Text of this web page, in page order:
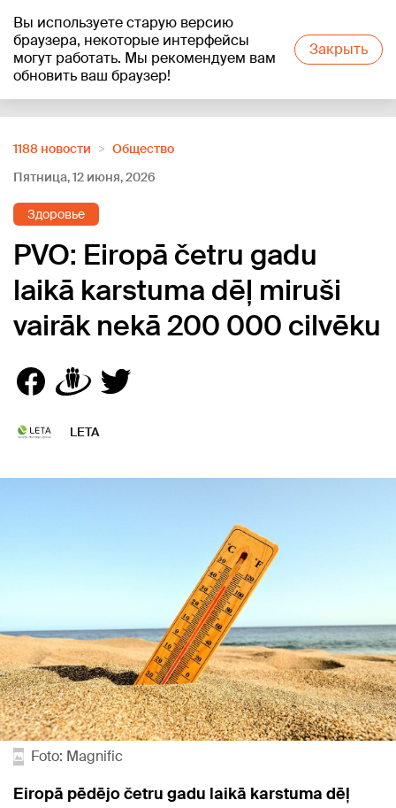
Вы используете старую версию
браузера, некоторые интерфейсы
могут работать. Мы рекомендуем вам
обновить ваш браузер!
Закрыть
+17°C
1188 новости
Oбщество
Пятница, 12 июня, 2026
Здоровье
PVO: Eiropā četru gadu
laikā karstuma dēļ miruši
vairāk nekā 200 000 cilvēku
LETA
Foto: Magnific
Eiropā pēdējo četru gadu laikā karstuma dēļ